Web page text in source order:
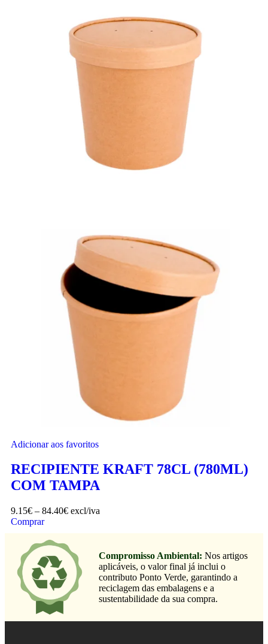
Adicionar aos favoritos
RECIPIENTE KRAFT 78CL (780ML)
COM TAMPA
9.15€ – 84.40€ excl/iva
Comprar
Compromisso Ambiental: Nos artigos
aplicáveis, o valor final já inclui o
contributo Ponto Verde, garantindo a
reciclagem das embalagens e a
sustentabilidade da sua compra.